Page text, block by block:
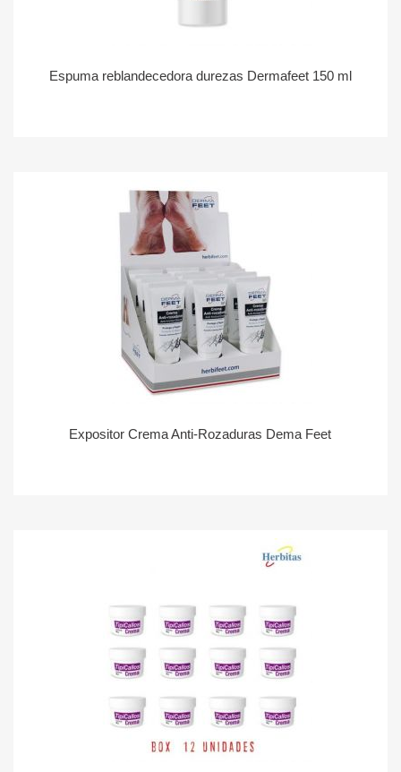
Espuma reblandecedora durezas Dermafeet 150 ml
Expositor Crema Anti-Rozaduras Dema Feet